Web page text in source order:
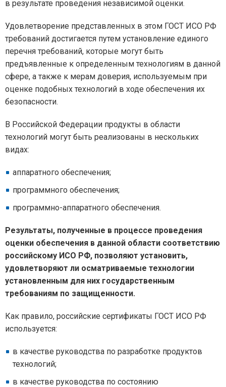
в результате проведения независимой оценки.
Удовлетворение представленных в этом ГОСТ ИСО РФ
требований достигается путем установление единого
перечня требований, которые могут быть
предъявленные к определенным технологиям в данной
сфере, а также к мерам доверия, используемым при
оценке подобных технологий в ходе обеспечения их
безопасности.
В Российской Федерации продукты в области
технологий могут быть реализованы в нескольких
видах:
аппаратного обеспечения;
программного обеспечения;
программно-аппаратного обеспечения.
Результаты, полученные в процессе проведения
оценки обеспечения в данной области соответствию
российскому ИСО РФ, позволяют установить,
удовлетворяют ли осматриваемые технологии
установленным для них государственным
требованиям по защищенности.
Как правило, российские сертификаты ГОСТ ИСО РФ
используется:
в качестве руководства по разработке продуктов
технологий;
в качестве руководства по состоянию